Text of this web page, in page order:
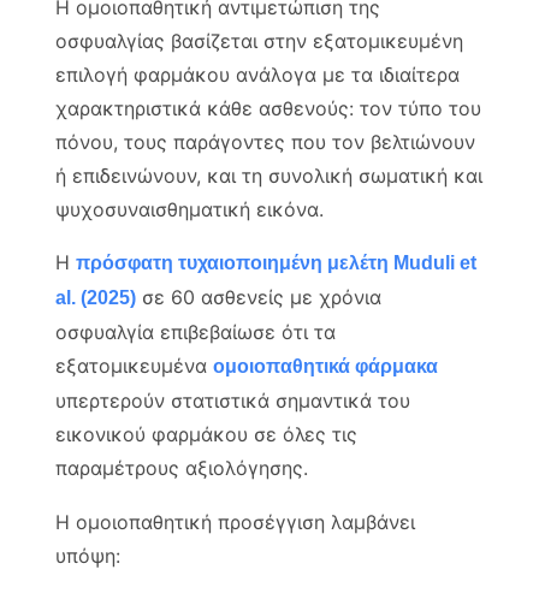
Η ομοιοπαθητική αντιμετώπιση της
οσφυαλγίας βασίζεται στην εξατομικευμένη
επιλογή φαρμάκου ανάλογα με τα ιδιαίτερα
χαρακτηριστικά κάθε ασθενούς: τον τύπο του
πόνου, τους παράγοντες που τον βελτιώνουν
ή επιδεινώνουν, και τη συνολική σωματική και
ψυχοσυναισθηματική εικόνα.
Ηπρόσφατη τυχαιοποιημένη μελέτη Muduli et
al. (2025) σε 60 ασθενείς με χρόνια
οσφυαλγία επιβεβαίωσε ότι τα
εξατομικευμέναομοιοπαθητικά φάρμακα
υπερτερούν στατιστικά σημαντικά του
εικονικού φαρμάκου σε όλες τις
παραμέτρους αξιολόγησης.
Η ομοιοπαθητική προσέγγιση λαμβάνει
υπόψη: